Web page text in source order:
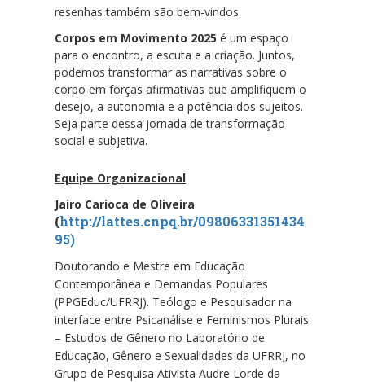
resenhas também são bem-vindos.
Corpos em Movimento 2025 é um espaço
para o encontro, a escuta e a criação. Juntos,
podemos transformar as narrativas sobre o
corpo em forças afirmativas que amplifiquem o
desejo, a autonomia e a potência dos sujeitos.
Seja parte dessa jornada de transformação
social e subjetiva.
Equipe Organizacional
Jairo Carioca de Oliveira
(http://lattes.cnpq.br/09806331351434
95)
Doutorando e Mestre em Educação
Contemporânea e Demandas Populares
(PPGEduc/UFRRJ). Teólogo e Pesquisador na
interface entre Psicanálise e Feminismos Plurais
– Estudos de Gênero no Laboratório de
Educação, Gênero e Sexualidades da UFRRJ, no
Grupo de Pesquisa Ativista Audre Lorde da